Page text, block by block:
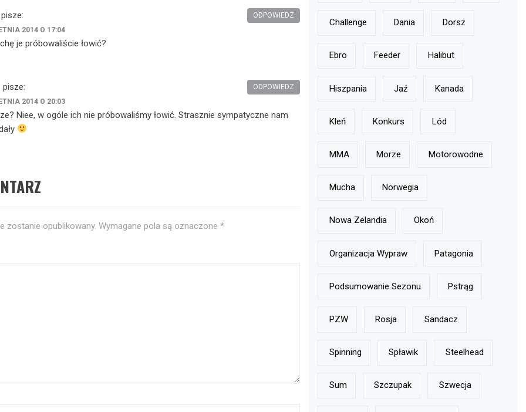
pisze:
2014 O 17:04
je próbowaliście łowić?
ODPOWIEDZ
pisze:
2014 O 20:03
Niee, w ogóle ich nie próbowaliśmy łowić. Strasznie sympatyczne nam
ODPOWIEDZ
zostanie opublikowany. Wymagane pola są oznaczone *
Challenge Dania Dorsz
Ebro Feeder Halibut
Hiszpania Jaź Kanada
Kleń Konkurs Lód
MMA Morze Motorowodne
Mucha Norwegia
Nowa Zelandia Okoń
Organizacja Wypraw Patagonia
Podsumowanie Sezonu Pstrąg
PZW Rosja Sandacz
Spinning Spławik Steelhead
Sum Szczupak Szwecja